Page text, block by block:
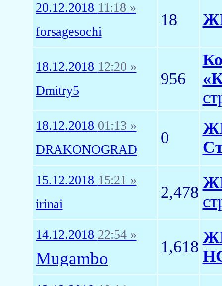
20.12.2018 11:18 »
forsagesochi
18
18.12.2018 12:20 »
Dmitry5
956
18.12.2018 01:13 »
DRAKONOGRAD
0
15.12.2018 15:21 »
irinai
2,478
14.12.2018 22:54 »
Mugambo
1,618